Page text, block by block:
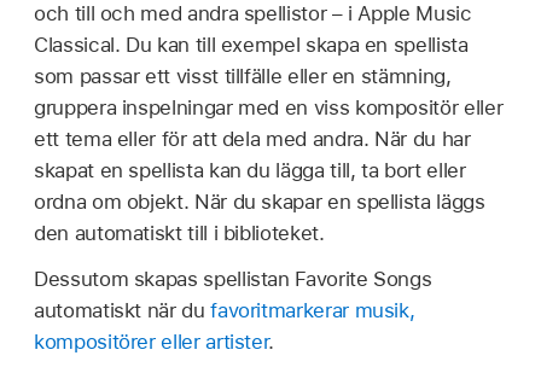
och till och med andra spellistor – i Apple Music
Classical. Du kan till exempel skapa en spellista
som passar ett visst tillfälle eller en stämning,
gruppera inspelningar med en viss kompositör eller
ett tema eller för att dela med andra. När du har
skapat en spellista kan du lägga till, ta bort eller
ordna om objekt. När du skapar en spellista läggs
den automatiskt till i biblioteket.
Dessutom skapas spellistan Favorite Songs
automatiskt när dufavoritmarkerar musik,
kompositörer eller artister.